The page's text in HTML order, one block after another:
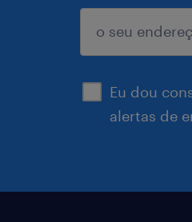
Eu dou
alertas de
enviar